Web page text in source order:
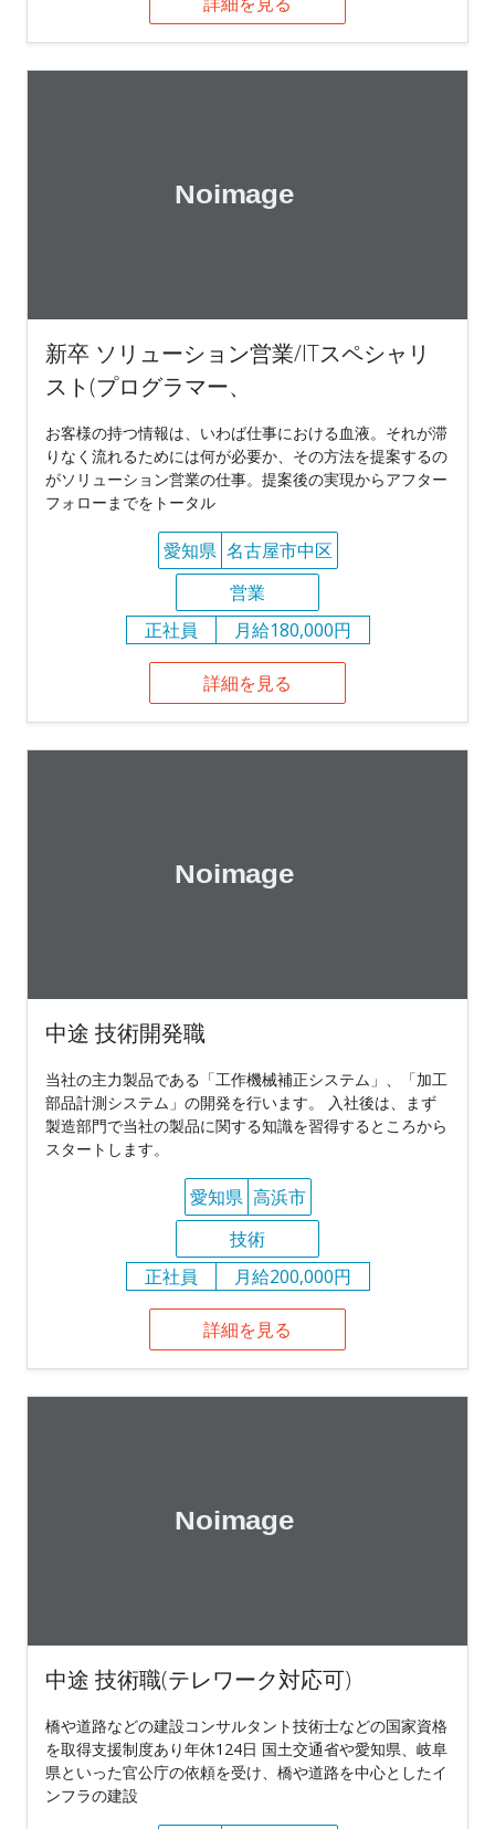
新卒 ソリューション営業/ITスペシャリ
スト(プログラマー、
お客様の持つ情報は、いわば仕事における血液。それが滞
りなく流れるためには何が必要か、その方法を提案するの
がソリューション営業の仕事。提案後の実現からアフター
フォローまでをトータル
愛知県 名古屋市中区
営業
正社員
月給180,000円
詳細を見る
中途 技術開発職
当社の主力製品である「工作機械補正システム」、「加工
部品計測システム」の開発を行います。 入社後は、まず
製造部門で当社の製品に関する知識を習得するところから
スタートします。
愛知県 高浜市
技術
正社員
月給200,000円
詳細を見る
中途 技術職(テレワーク対応可)
橋や道路などの建設コンサルタント技術士などの国家資格
を取得支援制度あり年休124日 国土交通省や愛知県、岐阜
県といった官公庁の依頼を受け、橋や道路を中心としたイ
ンフラの建設